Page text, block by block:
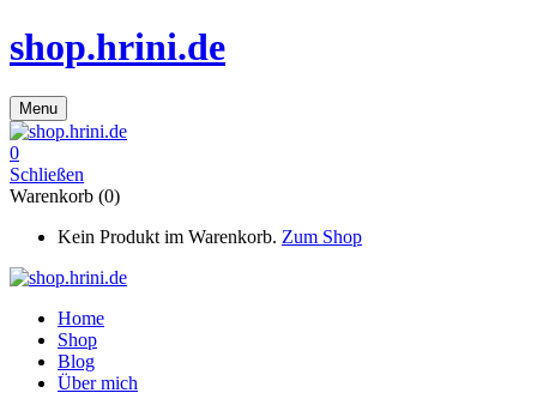
shop.hrini.de
Menu
0
Schließen
Warenkorb (0)
Kein Produkt im Warenkorb. Zum Shop
Home
Shop
Blog
Über mich